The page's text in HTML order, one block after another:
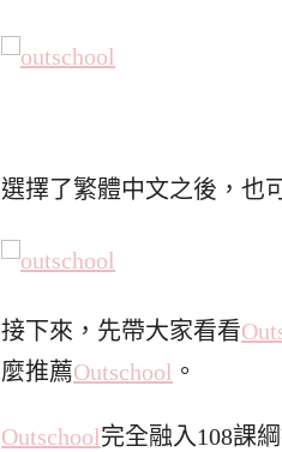
選擇了繁體中文之後，也
接下來，先帶大家看看
麼推薦Outschool 。
Outschool完全融入108課